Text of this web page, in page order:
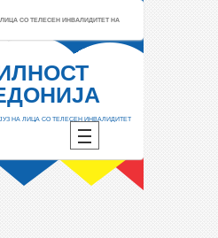
СО ТЕЛЕСЕН ИНВАЛИДИТЕТ НА
НА ЛИЦА СО ТЕЛЕСЕН ИНВАЛИДИТЕТ